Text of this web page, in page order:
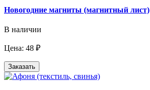
Новогодние магниты (магнитный лист)
В наличии
Цена: 48 ₽
Заказать